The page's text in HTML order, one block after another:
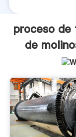
proceso
de